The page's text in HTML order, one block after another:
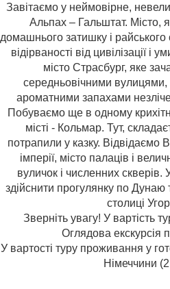
Завітаємо у неймовірне,
Альпах – Гальштат. Місто,
домашнього затишку і райського
відірваності від цивілізації і
місто Страсбург, яке
середньовічними вулицями,
ароматними запахами
Побуваємо ще в одному
місті - Кольмар. Тут,
потрапили у казку. Відвідаємо
імперії, місто палаців і
вуличок і численних
здійснити прогулянку по Дунаю
столиці
Зверніть увагу! У вартість
Оглядова екскурсія
У вартості туру проживання у
Німеччини (2